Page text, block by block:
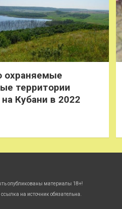
охраняемые
территории
Кубани в 2022
опубликованы материалы 18+!
на источник обязательна.